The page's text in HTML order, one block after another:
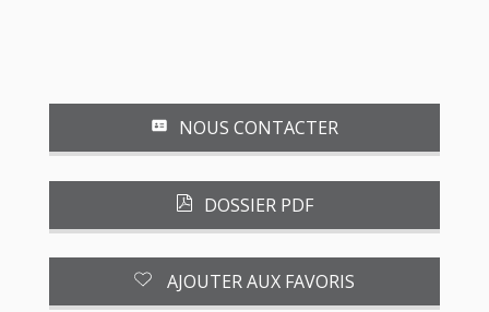
NOUS CONTACTER
DOSSIER PDF
AJOUTER AUX FAVORIS